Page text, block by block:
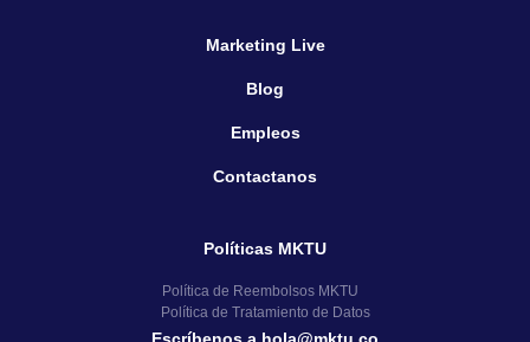
Marketing Live
Blog
Empleos
Contactanos
Políticas MKTU
Política de Reembolsos MKTU
Política de Tratamiento de Datos
Escríbenos a hola@mktu.co